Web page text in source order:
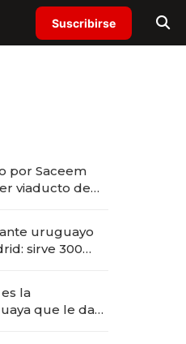
Suscribirse
por Saceem
viaducto de
uruguayo
sirve 300
la
que le da